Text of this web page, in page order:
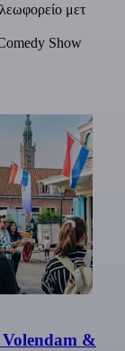
μετ
Show
&